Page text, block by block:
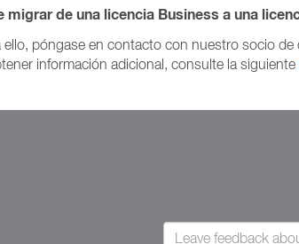
migrar de una licencia Business a una
ello, póngase en contacto con nuestro socio
información adicional, consulte la siguiente